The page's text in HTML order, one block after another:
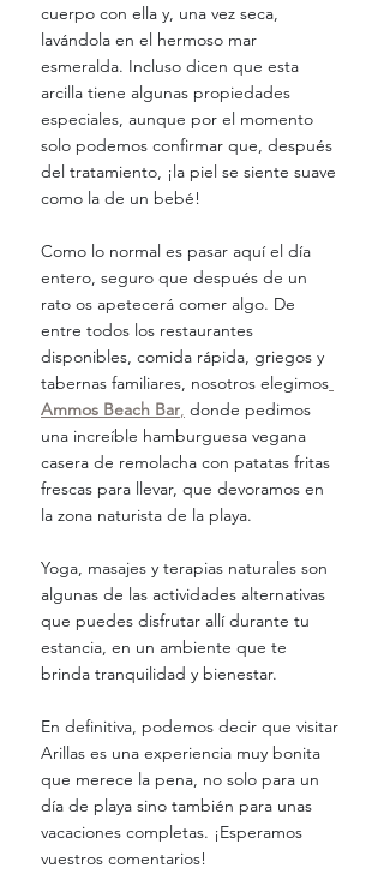
cuerpo con ella y, una vez seca,
lavándola en el hermoso mar
esmeralda. Incluso dicen que esta
arcilla tiene algunas propiedades
especiales, aunque por el momento
solo podemos confirmar que, después
del tratamiento, ¡la piel se siente suave
como la de un bebé!
Como lo normal es pasar aquí el día
entero, seguro que después de un
rato os apetecerá comer algo. De
entre todos los restaurantes
disponibles, comida rápida, griegos y
tabernas familiares, nosotros elegimos
Ammos Beach Bar, donde pedimos
una increíble hamburguesa vegana
casera de remolacha con patatas fritas
frescas para llevar, que devoramos en
la zona naturista de la playa.
Yoga, masajes y terapias naturales son
algunas de las actividades alternativas
que puedes disfrutar allí durante tu
estancia, en un ambiente que te
brinda tranquilidad y bienestar.
En definitiva, podemos decir que visitar
Arillas es una experiencia muy bonita
que merece la pena, no solo para un
día de playa sino también para unas
vacaciones completas. ¡Esperamos
vuestros comentarios!